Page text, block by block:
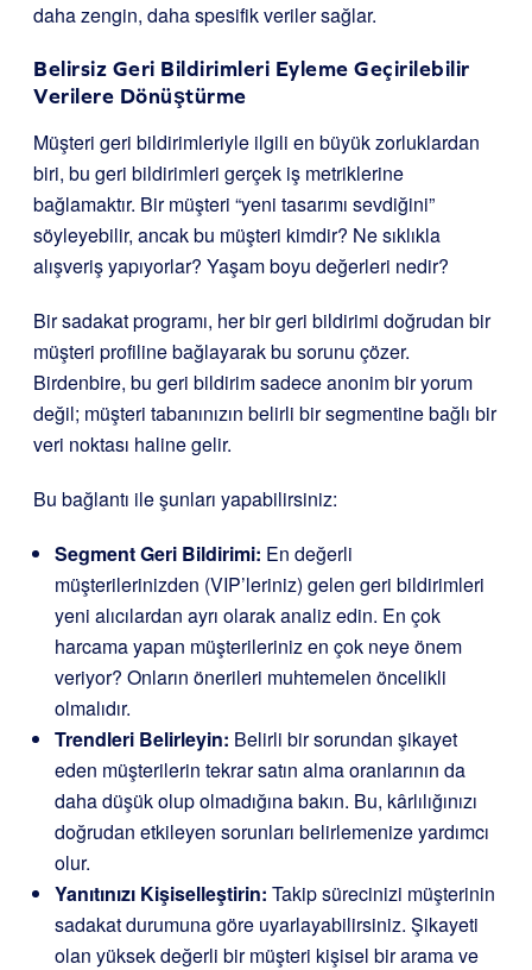
daha zengin, daha spesifik veriler sağlar.
Belirsiz Geri Bildirimleri Eyleme Geçirilebilir
Verilere Dönüştürme
Müşteri geri bildirimleriyle ilgili en büyük zorluklardan
biri, bu geri bildirimleri gerçek iş metriklerine
bağlamaktır. Bir müşteri “yeni tasarımı sevdiğini”
söyleyebilir, ancak bu müşteri kimdir? Ne sıklıkla
alışveriş yapıyorlar? Yaşam boyu değerleri nedir?
Bir sadakat programı, her bir geri bildirimi doğrudan bir
müşteri profiline bağlayarak bu sorunu çözer.
Birdenbire, bu geri bildirim sadece anonim bir yorum
değil; müşteri tabanınızın belirli bir segmentine bağlı bir
veri noktası haline gelir.
Bu bağlantı ile şunları yapabilirsiniz:
Segment Geri Bildirimi: En değerli
müşterilerinizden (VIP’leriniz) gelen geri bildirimleri
yeni alıcılardan ayrı olarak analiz edin. En çok
harcama yapan müşterileriniz en çok neye önem
veriyor? Onların önerileri muhtemelen öncelikli
olmalıdır.
Trendleri Belirleyin: Belirli bir sorundan şikayet
eden müşterilerin tekrar satın alma oranlarının da
daha düşük olup olmadığına bakın. Bu, kârlılığınızı
doğrudan etkileyen sorunları belirlemenize yardımcı
olur.
Yanıtınızı Kişiselleştirin: Takip sürecinizi müşterinin
sadakat durumuna göre uyarlayabilirsiniz. Şikayeti
olan yüksek değerli bir müşteri kişisel bir arama ve